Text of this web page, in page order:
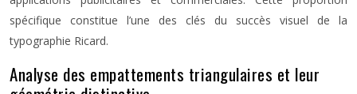
spécifique constitue l’une des clés du succès visuel de la
typographie Ricard.
Analyse des empattements triangulaires et leur